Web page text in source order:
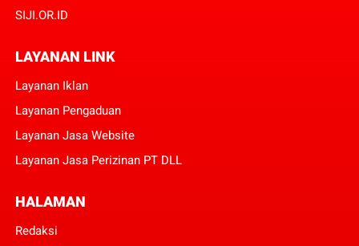
SIJI.OR.ID
LAYANAN LINK
Layanan Iklan
Layanan Pengaduan
Layanan Jasa Website
Layanan Jasa Perizinan PT DLL
HALAMAN
Redaksi